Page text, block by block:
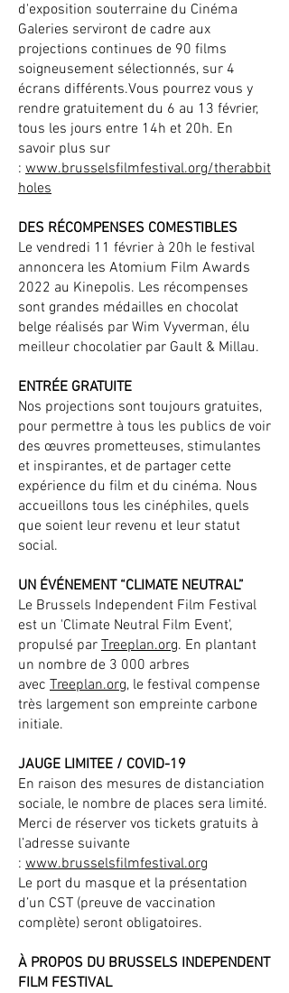
d'exposition souterraine du Cinéma
Galeries serviront de cadre aux
projections continues de 90 films
soigneusement sélectionnés, sur 4
écrans différents.Vous pourrez vous y
rendre gratuitement du 6 au 13 février,
tous les jours entre 14h et 20h. En
savoir plus sur
: www.brusselsfilmfestival.org/therabbit
holes
DES RÉCOMPENSES COMESTIBLES
Le vendredi 11 février à 20h le festival
annoncera les Atomium Film Awards
2022 au Kinepolis. Les récompenses
sont grandes médailles en chocolat
belge réalisés par Wim Vyverman, élu
meilleur chocolatier par Gault & Millau.
ENTRÉE GRATUITE
Nos projections sont toujours gratuites,
pour permettre à tous les publics de voir
des œuvres prometteuses, stimulantes
et inspirantes, et de partager cette
expérience du film et du cinéma. Nous
accueillons tous les cinéphiles, quels
que soient leur revenu et leur statut
social.
UN ÉVÉNEMENT “CLIMATE NEUTRAL”
Le Brussels Independent Film Festival
est un 'Climate Neutral Film Event',
propulsé par Treeplan.org. En plantant
un nombre de 3 000 arbres
avec Treeplan.org, le festival compense
très largement son empreinte carbone
initiale.
JAUGE LIMITEE / COVID-19
En raison des mesures de distanciation
sociale, le nombre de places sera limité.
Merci de réserver vos tickets gratuits à
l’adresse suivante
: www.brusselsfilmfestival.org
Le port du masque et la présentation
d’un CST (preuve de vaccination
complète) seront obligatoires.
À PROPOS DU BRUSSELS INDEPENDENT
FILM FESTIVAL